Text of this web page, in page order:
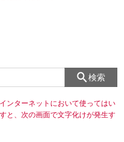
検索
ンターネットにおいて使ってはい
と、次の画面で文字化けが発生す